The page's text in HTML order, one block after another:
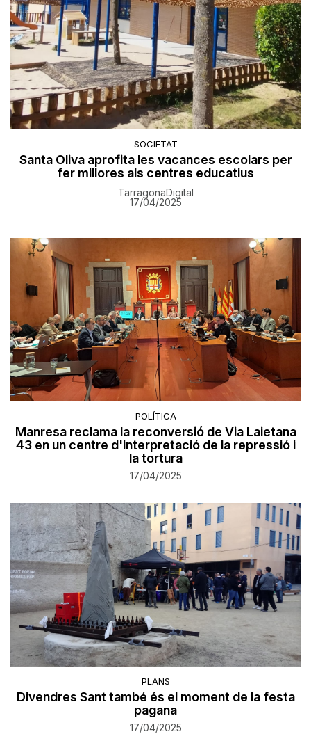
SOCIETAT
Santa Oliva aprofita les vacances escolars per
fer millores als centres educatius
TarragonaDigital
17/04/2025
POLÍTICA
Manresa reclama la reconversió de Via Laietana
43 en un centre d'interpretació de la repressió i
la tortura
17/04/2025
PLANS
Divendres Sant també és el moment de la festa
pagana
17/04/2025